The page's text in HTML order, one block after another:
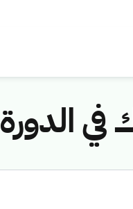
لاستخدام الفضاء